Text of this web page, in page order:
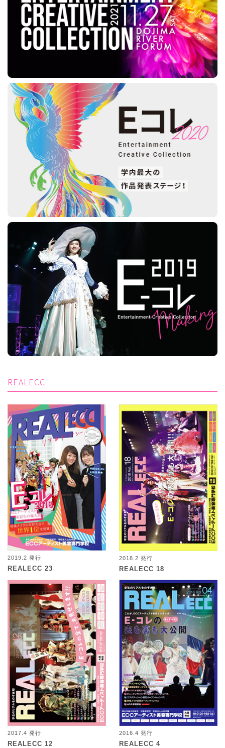
REALECC
2019.2 発行
REALECC 23
2018.2 発行
REALECC 18
2017.4 発行
REALECC 12
2016.4 発行
REALECC 4